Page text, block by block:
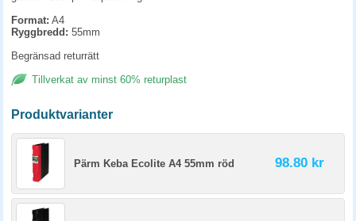
Format: A4
Ryggbredd: 55mm
Begränsad returrätt
Tillverkat av minst 60% returplast
Produktvarianter
Pärm Keba Ecolite A4 55mm röd 98.80 kr